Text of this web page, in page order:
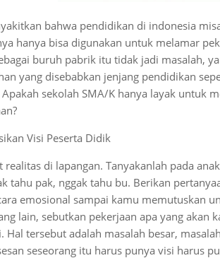
bahwa pendidikan di indonesia
hanya bisa digunakan untuk melamar
buruh pabrik itu tidak jadi masalah,
yang disebabkan jenjang pendidikan
sekolah SMA/K hanya layak untuk
Visi Peserta Didik
realitas di lapangan. Tanyakanlah pada
tahu pak, nggak tahu bu. Berikan
emosional sampai kamu memutuskan
lain, sebutkan pekerjaan apa yang akan
Hal tersebut adalah masalah besar,
seseorang itu harus punya visi harus